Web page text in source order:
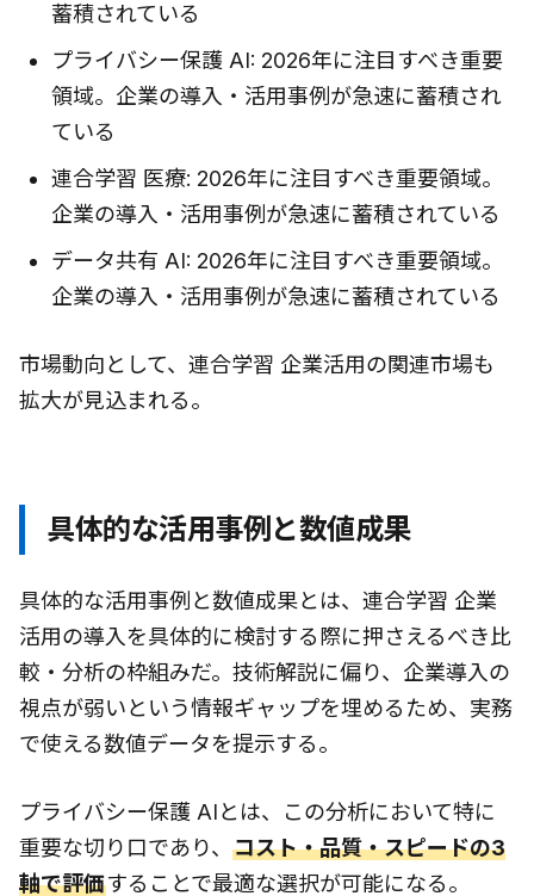
蓄積されている
プライバシー保護 AI: 2026年に注目すべき重要
領域。企業の導入・活用事例が急速に蓄積され
ている
連合学習 医療: 2026年に注目すべき重要領域。
企業の導入・活用事例が急速に蓄積されている
データ共有 AI: 2026年に注目すべき重要領域。
企業の導入・活用事例が急速に蓄積されている
市場動向として、連合学習 企業活用の関連市場も
拡大が見込まれる。
具体的な活用事例と数値成果
具体的な活用事例と数値成果とは、連合学習 企業
活用の導入を具体的に検討する際に押さえるべき比
較・分析の枠組みだ。技術解説に偏り、企業導入の
視点が弱いという情報ギャップを埋めるため、実務
で使える数値データを提示する。
プライバシー保護 AIとは、この分析において特に
重要な切り口であり、 コスト・品質・スピードの3
軸で評価することで最適な選択が可能になる。